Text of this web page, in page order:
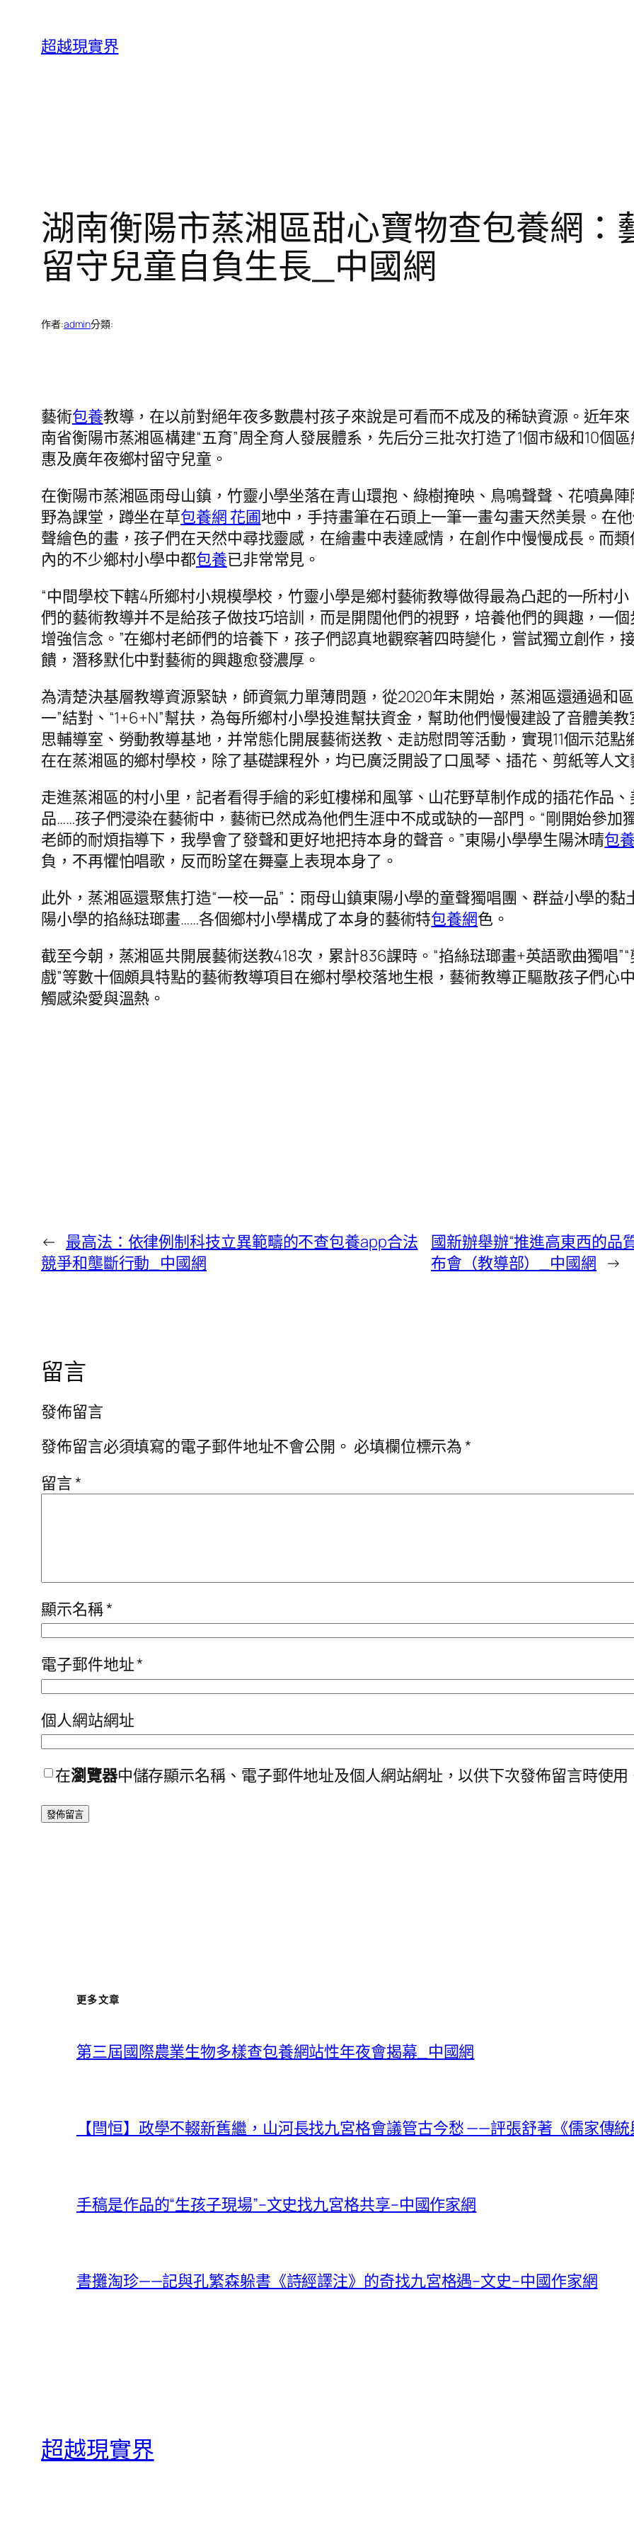
超越現實界
湖南衡陽市蒸湘區甜心寶物查包養網：
留守兒童自負生長_中國網
作者:admin分類:
藝術包養教導，在以前對絕年夜多數農村孩子來說是可看而不成及的稀缺資源。近年
南省衡陽市蒸湘區構建“五育”周全育人發展體系，先后分三批次打造了1個市級和10個
惠及廣年夜鄉村留守兒童。
在衡陽市蒸湘區雨母山鎮，竹靈小學坐落在青山環抱、綠樹掩映、鳥鳴聲聲、花噴鼻
野為課堂，蹲坐在草包養網 花圃地中，手持畫筆在石頭上一筆一畫勾畫天然美景。在
聲繪色的畫，孩子們在天然中尋找靈感，在繪畫中表達感情，在創作中慢慢成長。而
內的不少鄉村小學中都包養已非常常見。
“中間學校下轄4所鄉村小規模學校，竹靈小學是鄉村藝術教導做得最為凸起的一所村
們的藝術教導并不是給孩子做技巧培訓，而是開闊他們的視野，培養他們的興趣，一
增強信念。”在鄉村老師們的培養下，孩子們認真地觀察著四時變化，嘗試獨立創作，
饋，潛移默化中對藝術的興趣愈發濃厚。
為清楚決基層教導資源緊缺，師資氣力單薄問題，從2020年末開始，蒸湘區還通過和
一”結對、“1+6+N”幫扶，為每所鄉村小學投進幫扶資金，幫助他們慢慢建設了音體美
思輔導室、勞動教導基地，并常態化開展藝術送教、走訪慰問等活動，實現11個示范
在在蒸湘區的鄉村學校，除了基礎課程外，均已廣泛開設了口風琴、插花、剪紙等人
走進蒸湘區的村小里，記者看得手繪的彩虹樓梯和風箏、山花野草制作成的插花作品
品……孩子們浸染在藝術中，藝術已然成為他們生涯中不成或缺的一部門。“剛開始參
老師的耐煩指導下，我學會了發聲和更好地把持本身的聲音。”東陽小學學生陽沐晴包
負，不再懼怕唱歌，反而盼望在舞臺上表現本身了。
此外，蒸湘區還聚焦打造“一校一品”：雨母山鎮東陽小學的童聲獨唱團、群益小學的
陽小學的掐絲琺瑯畫……各個鄉村小學構成了本身的藝術特包養網色。
截至今朝，蒸湘區共開展藝術送教418次，累計836課時。“掐絲琺瑯畫+英語歌曲獨唱
戲”等數十個頗具特點的藝術教導項目在鄉村學校落地生根，藝術教導正驅散孩子們心
觸感染愛與溫熱。
← 最高法：依律例制科技立異範疇的不查包養app合法
競爭和壟斷行動_中國網
國新辦舉辦“推進高東西的品
布會（教導部）_中國網 →
留言
發佈留言
發佈留言必須填寫的電子郵件地址不會公開。 必填欄位標示為*
留言*
顯示名稱*
電子郵件地址*
個人網站網址
在瀏覽器中儲存顯示名稱、電子郵件地址及個人網站網址，以供下次發佈留言時使用
更多文章
第三屆國際農業生物多樣查包養網站性年夜會揭幕_中國網
【閆恒】政學不輟新舊繼，山河長找九宮格會議管古今愁 ——評張舒著《儒家傳
手稿是作品的“生孩子現場”–文史找九宮格共享–中國作家網
書攤淘珍——記與孔繁森躲書《詩經譯注》的奇找九宮格遇–文史–中國作家網
超越現實界